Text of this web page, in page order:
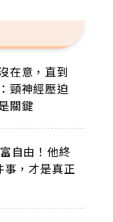
在意，直到
頸神經壓迫
關鍵
自由！他終
，才是真正